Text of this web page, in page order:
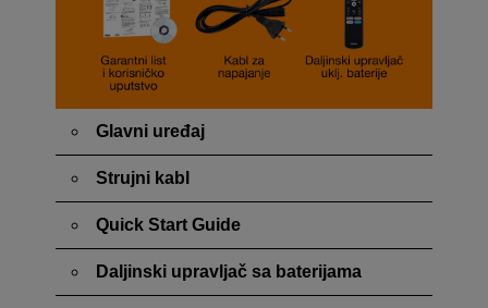
Glavni uređaj
Strujni kabl
Quick Start Guide
Daljinski upravljač sa baterijama